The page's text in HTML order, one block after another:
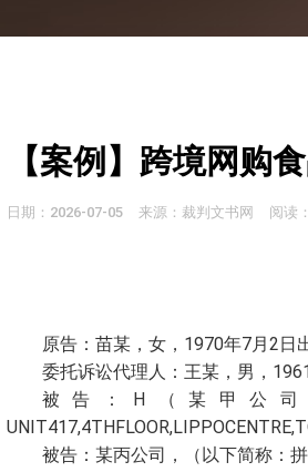
【案例】跨境网购
日期：2026-07-05 来源：裁判文书网 阅读
原告：苗某，女，1970年7月2日
委托诉讼代理人：王某，男，
被告：H（某甲公
被告：某丙公司，（以下简称：